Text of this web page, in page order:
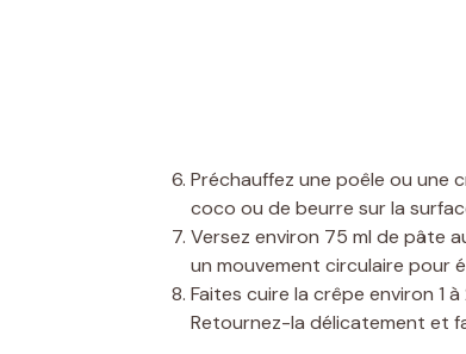
Préchauffez une poêle ou une
coco ou de beurre sur la
Versez environ 75 ml de pâte
un mouvement circulaire pour
Faites cuire la crêpe environ 1
Retournez-la délicatement et